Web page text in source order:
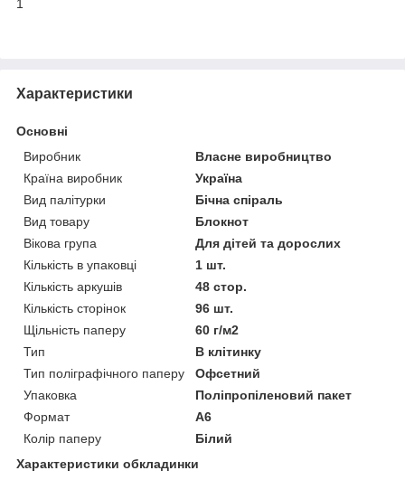
1
Характеристики
Основні
Виробник
Власне виробництво
Країна виробник
Україна
Вид палітурки
Бічна спіраль
Вид товару
Блокнот
Вікова група
Для дітей та дорослих
Кількість в упаковці
1 шт.
Кількість аркушів
48 стор.
Кількість сторінок
96 шт.
Щільність паперу
60 г/м2
Тип
В клітинку
Тип поліграфічного паперу
Офсетний
Упаковка
Поліпропіленовий пакет
Формат
A6
Колір паперу
Білий
Характеристики обкладинки